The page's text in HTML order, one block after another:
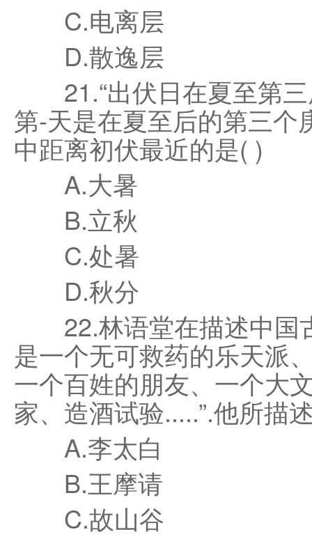
C.电离层
D.散逸层
21.“出伏日在夏至第三
第-天是在夏至后的第三个
中距离初伏最近的是( )
A.大暑
B.立秋
C.处暑
D.秋分
22.林语堂在描述中国
是一个无可救药的乐天派
一个百姓的朋友、一个大
家、造酒试验.....”.他所描
A.李太白
B.王摩请
C.故山谷